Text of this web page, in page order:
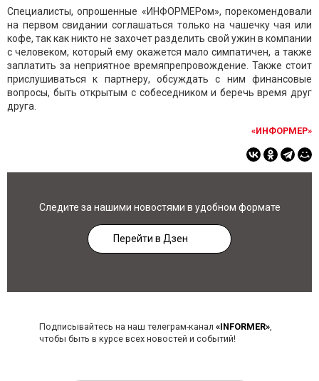
Специалисты, опрошенные «ИНФОРМЕРом», порекомендовали
на первом свидании соглашаться только на чашечку чая или
кофе, так как никто не захочет разделить свой ужин в компании
с человеком, который ему окажется мало симпатичен, а также
заплатить за неприятное времяпрепровождение. Также стоит
прислушиваться к партнеру, обсуждать с ним финансовые
вопросы, быть открытым с собеседником и беречь время друг
друга.
«ИНФОРМЕР»
Следите за нашими новостями в удобном формате
Перейти в Дзен
Подписывайтесь на наш телеграм-канал «INFORMER»,
чтобы быть в курсе всех новостей и событий!